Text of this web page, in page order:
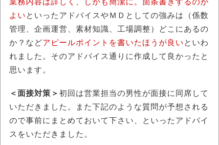
よい といったアドバイスやＭＤとしての強みは（係数
管理、企画運営、素材知識、工場調整）どこにあるの
か？などアピールポイントを書いたほうが良い といわ
れました。そのアドバイス通りに作成して良かったと
思います。
＜面接対策＞ 初回は営業担当の男性が面接に同席して
いただきました。また下記のような質問が予想される
ので事前にまとめておいて下さい、といったアドバイ
スをいただきました。